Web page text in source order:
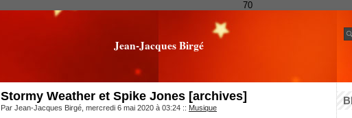
70
Jean-Jacques Birgé
Stormy Weather et Spike Jones [archives]
Par Jean-Jacques Birgé, mercredi 6 mai 2020 à 03:24 :: Musique